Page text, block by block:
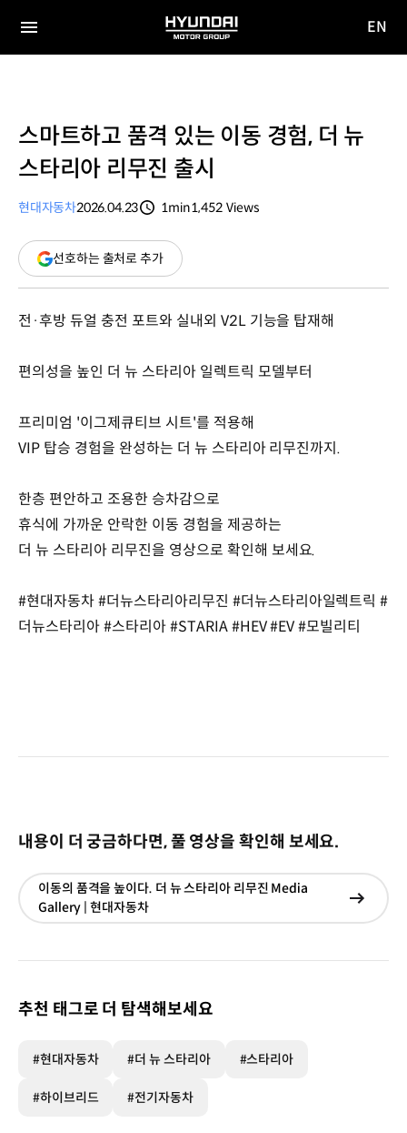
전체
HYUNDAI
MOTOR
EN
스마트하고 품격 있는 이동 경험, 더 뉴
스타리아 리무진 출시
현대자동차2026.04.23
1min1,452 Views
선호하는 출처로 추가(새
창
전·후방 듀얼 충전 포트와 실내외 V2L 기능을 탑재해
편의성을 높인 더 뉴 스타리아 일렉트릭 모델부터
프리미엄 '이그제큐티브 시트'를 적용해
VIP 탑승 경험을 완성하는 더 뉴 스타리아 리무진까지.
한층 편안하고 조용한 승차감으로
휴식에 가까운 안락한 이동 경험을 제공하는
더 뉴 스타리아 리무진을 영상으로 확인해 보세요.
#현대자동차 #더뉴스타리아리무진 #더뉴스타리아일렉트릭 #
더뉴스타리아 #스타리아 #STARIA #HEV #EV #모빌리티
내용이 더 궁금하다면, 풀 영상을 확인해 보세요.
이동의 품격을 높이다. 더 뉴 스타리아 리무진 Media
Gallery | 현대자동차
현재
이동
추천 태그로 더 탐색해보세요
#현대자동차 #더 뉴 스타리아 #스타리아
#하이브리드 #전기자동차